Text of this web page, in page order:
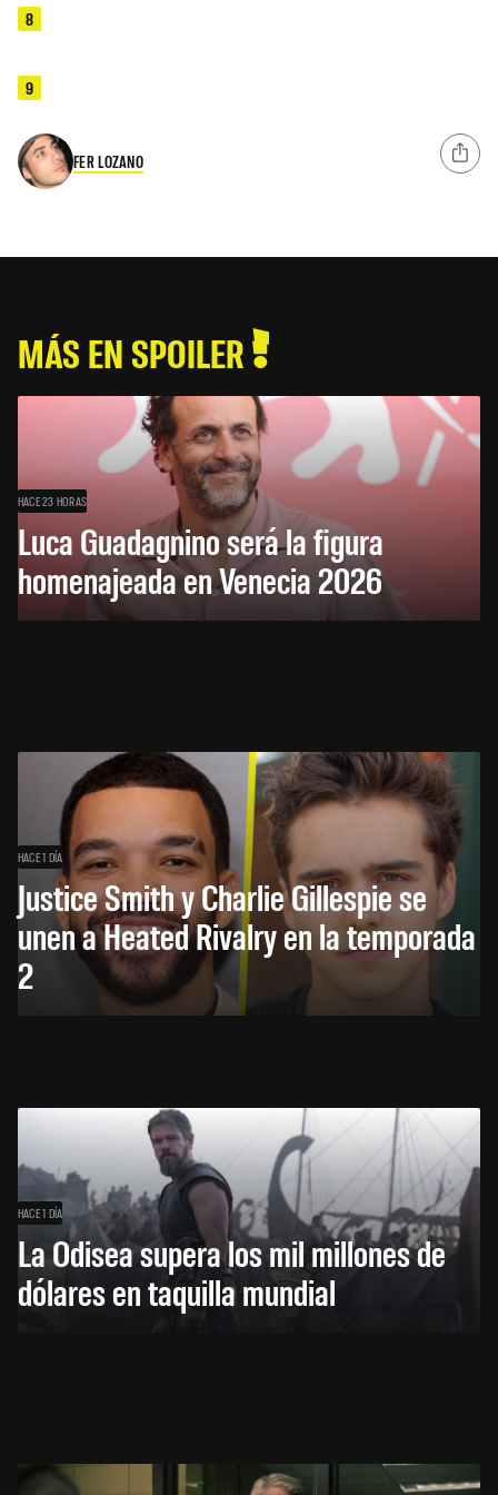
8
9
FER LOZANO
MÁS EN SPOILER
HACE 23 HORAS
Luca Guadagnino será la figura
homenajeada en Venecia 2026
HACE 1 DÍA
Justice Smith y Charlie Gillespie se
unen a Heated Rivalry en la temporada
2
HACE 1 DÍA
La Odisea supera los mil millones de
dólares en taquilla mundial